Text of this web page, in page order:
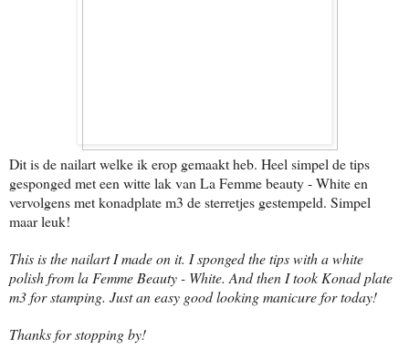
Dit is de nailart welke ik erop gemaakt heb. Heel simpel de tips
gesponged met een witte lak van La Femme beauty - White en
vervolgens met konadplate m3 de sterretjes gestempeld. Simpel
maar leuk!
This is the nailart I made on it. I sponged the tips with a white
polish from la Femme Beauty - White. And then I took Konad plate
m3 for stamping. Just an easy good looking manicure for today!
Thanks for stopping by!